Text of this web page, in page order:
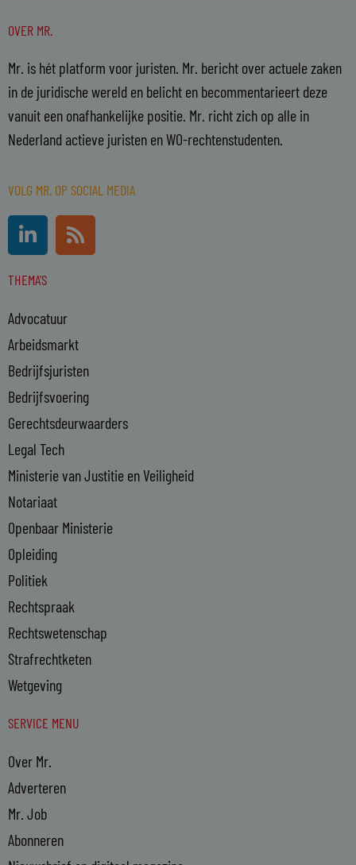
OVER MR.
Mr. is hét platform voor juristen. Mr. bericht over actuele zaken
in de juridische wereld en belicht en becommentarieert deze
vanuit een onafhankelijke positie. Mr. richt zich op alle in
Nederland actieve juristen en WO-rechtenstudenten.
VOLG MR. OP SOCIAL MEDIA
L
i
n
k
d
i
n
-
i
n
R
s
s
THEMA'S
Advocatuur
Arbeidsmarkt
Bedrijfsjuristen
Bedrijfsvoering
Gerechtsdeurwaarders
Legal Tech
Ministerie van Justitie en Veiligheid
Notariaat
Openbaar Ministerie
Opleiding
Politiek
Rechtspraak
Rechtswetenschap
Strafrechtketen
Wetgeving
SERVICE MENU
Over Mr.
Adverteren
Mr. Job
Abonneren